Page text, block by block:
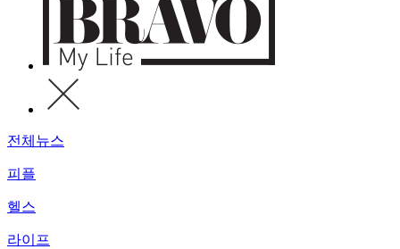
전체뉴스
피플
헬스
라이프